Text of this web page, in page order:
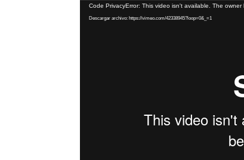
Reproductor
Code PrivacyError: This video isn't available. The owner
Descargar archivo: https://vimeo.com/42338945?loop=0&_=1